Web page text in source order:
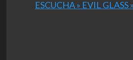
ESCUCHA » EVIL GLASS